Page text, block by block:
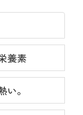
養素
。